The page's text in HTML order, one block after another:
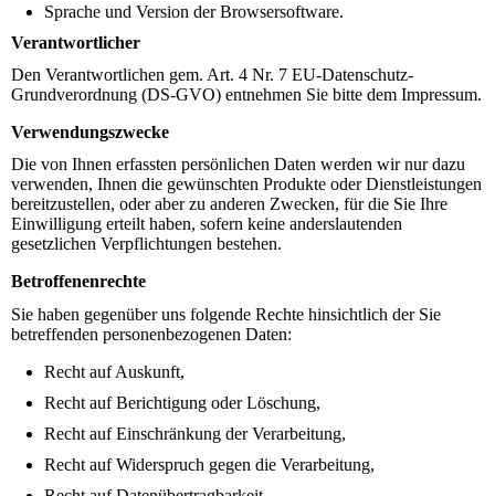
Sprache und Version der Browsersoftware.
Verantwortlicher
Den Verantwortlichen gem. Art. 4 Nr. 7 EU-Datenschutz-
Grundverordnung (DS-GVO) entnehmen Sie bitte dem Impressum.
Verwendungszwecke
Die von Ihnen erfassten persönlichen Daten werden wir nur dazu
verwenden, Ihnen die gewünschten Produkte oder Dienstleistungen
bereitzustellen, oder aber zu anderen Zwecken, für die Sie Ihre
Einwilligung erteilt haben, sofern keine anderslautenden
gesetzlichen Verpflichtungen bestehen.
Betroffenenrechte
Sie haben gegenüber uns folgende Rechte hinsichtlich der Sie
betreffenden personenbezogenen Daten:
Recht auf Auskunft,
Recht auf Berichtigung oder Löschung,
Recht auf Einschränkung der Verarbeitung,
Recht auf Widerspruch gegen die Verarbeitung,